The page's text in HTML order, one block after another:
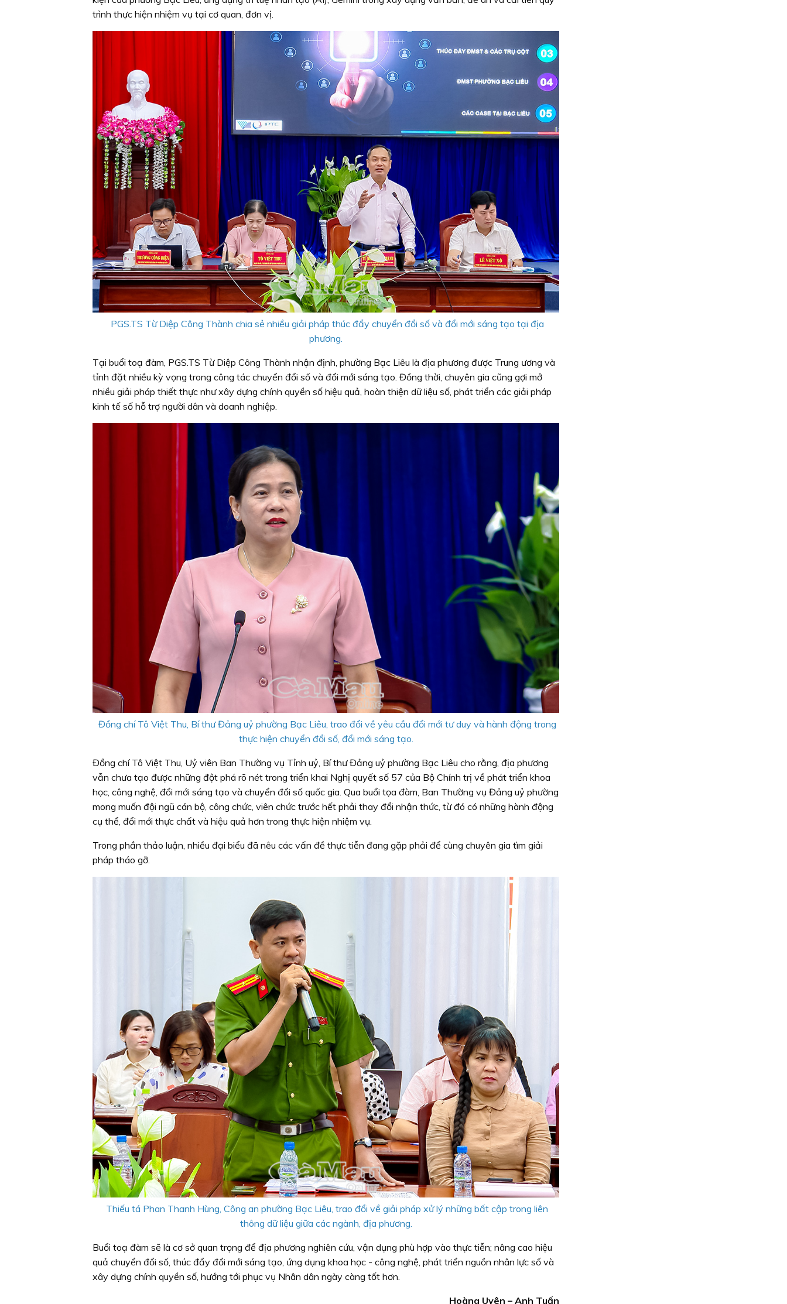
trình thực hiện nhiệm vụ tại cơ quan, đơn vị.
PGS.TS Từ Diệp Công Thành chia sẻ nhiều giải pháp thúc đẩy chuyển đổi số và đổi mới sáng tạo tại địa
phương.
Tại buổi toạ đàm, PGS.TS Từ Diệp Công Thành nhận định, phường Bạc Liêu là địa phương được Trung ương và
tỉnh đặt nhiều kỳ vọng trong công tác chuyển đổi số và đổi mới sáng tạo. Đồng thời, chuyên gia cũng gợi mở
nhiều giải pháp thiết thực như xây dựng chính quyền số hiệu quả, hoàn thiện dữ liệu số, phát triển các giải pháp
kinh tế số hỗ trợ người dân và doanh nghiệp.
Đồng chí Tô Việt Thu, Bí thư Đảng uỷ phường Bạc Liêu, trao đổi về yêu cầu đổi mới tư duy và hành động trong
thực hiện chuyển đổi số, đổi mới sáng tạo.
Đồng chí Tô Việt Thu, Uỷ viên Ban Thường vụ Tỉnh uỷ, Bí thư Đảng uỷ phường Bạc Liêu cho rằng, địa phương
vẫn chưa tạo được những đột phá rõ nét trong triển khai Nghị quyết số 57 của Bộ Chính trị về phát triển khoa
học, công nghệ, đổi mới sáng tạo và chuyển đổi số quốc gia. Qua buổi tọa đàm, Ban Thường vụ Đảng uỷ phường
mong muốn đội ngũ cán bộ, công chức, viên chức trước hết phải thay đổi nhận thức, từ đó có những hành động
cụ thể, đổi mới thực chất và hiệu quả hơn trong thực hiện nhiệm vụ.
Trong phần thảo luận, nhiều đại biểu đã nêu các vấn đề thực tiễn đang gặp phải để cùng chuyên gia tìm giải
pháp tháo gỡ.
Thiếu tá Phan Thanh Hùng, Công an phường Bạc Liêu, trao đổi về giải pháp xử lý những bất cập trong liên
thông dữ liệu giữa các ngành, địa phương.
Buổi toạ đàm sẽ là cơ sở quan trọng để địa phương nghiên cứu, vận dụng phù hợp vào thực tiễn; nâng cao hiệu
quả chuyển đổi số, thúc đẩy đổi mới sáng tạo, ứng dụng khoa học - công nghệ, phát triển nguồn nhân lực số và
xây dựng chính quyền số, hướng tới phục vụ Nhân dân ngày càng tốt hơn.
Hoàng Uyên – Anh Tuấn